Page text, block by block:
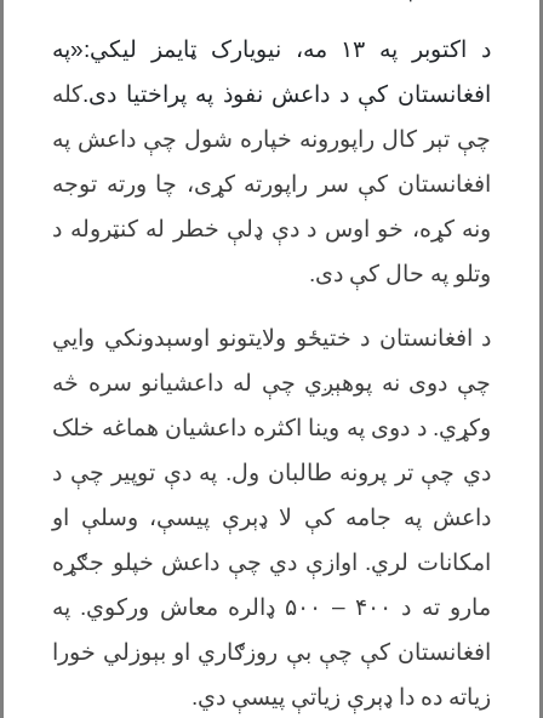
د اکتوبر په ۱۳ مه، نیویارک ټایمز لیکي: «په
افغانستان کې د داعش نفوذ په پراختیا دی.کله
چې تېر کال راپورونه خپاره شول چې داعش په
افغانستان کې سر راپورته کړی، چا ورته توجه
ونه کړه، خو اوس د دې ډلې خطر له کنټروله د
وتلو په حال کې دی.
د افغانستان د ختیځو ولایتونو اوسېدونکي وايي
چې دوی نه پوهېږي چې له داعشیانو سره څه
وکړي. د دوی په وینا اکثره داعشیان هماغه خلک
دي چې تر پرونه طالبان ول. په دې توپیر چې د
داعش په جامه کې لا ډېرې پیسې، وسلې او
امکانات لري. اوازې دي چې داعش خپلو جګړه
مارو ته د ۴۰۰ – ۵۰۰
ډالره معاش ورکوي. په
افغانستان کې چې بې روزګاري او بېوزلي خورا
زیاته ده دا ډېرې زیاتې پیسې دي.